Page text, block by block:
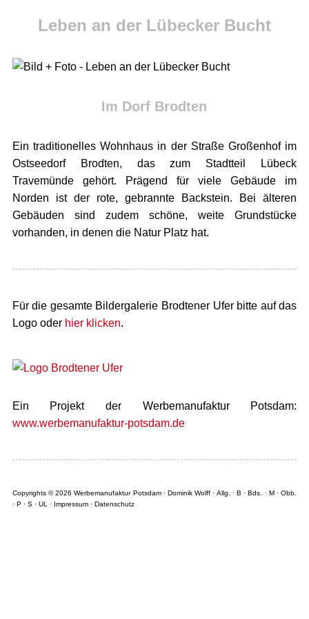
Leben an der Lübecker Bucht
Im Dorf Brodten
Ein traditionelles Wohnhaus in der Straße Großenhof im
Ostseedorf Brodten, das zum Stadtteil Lübeck
Travemünde gehört. Prägend für viele Gebäude im
Norden ist der rote, gebrannte Backstein. Bei älteren
Gebäuden sind zudem schöne, weite Grundstücke
vorhanden, in denen die Natur Platz hat.
Für die gesamte Bildergalerie Brodtener Ufer bitte auf das
Logo oder hier klicken.
Ein Projekt der Werbemanufaktur Potsdam:
www.werbemanufaktur-potsdam.de
Copyrights © 2026 Werbemanufaktur Potsdam · Dominik Wolff · Allg. · B ·Bds. · M·Obb.
· P· S· UL · Impressum· Datenschutz